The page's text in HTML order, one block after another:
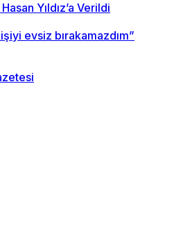
Yıldız’a Verildi
evsiz bırakamazdım”